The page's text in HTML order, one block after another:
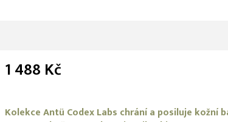
1 488 Kč
Kolekce Antü Codex Labs chrání a posiluje kožní